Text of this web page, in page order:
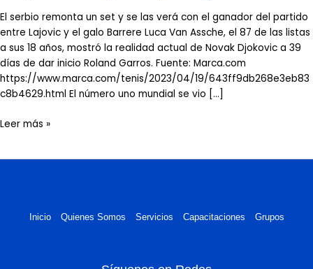
El serbio remonta un set y se las verá con el ganador del partido
entre Lajovic y el galo Barrere Luca Van Assche, el 87 de las listas
a sus 18 años, mostró la realidad actual de Novak Djokovic a 39
días de dar inicio Roland Garros. Fuente: Marca.com
https://www.marca.com/tenis/2023/04/19/643ff9db268e3eb83
c8b4629.html El número uno mundial se vio […]
Van
Assche
y
se
planta
en
de
Leer más »
Inicio Quienes Somos Servicios Capacitaciones Grupos